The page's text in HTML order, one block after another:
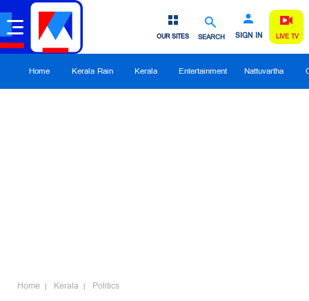
SEARCH SIGN IN
OUR SITES LIVE TV
Home Kerala Rain Kerala Entertainment Nattuvartha
Home Kerala Politics